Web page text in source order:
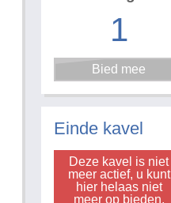
1
Einde kavel
Deze kavel is niet
meer actief, u kunt
hier helaas niet
meer op bieden.